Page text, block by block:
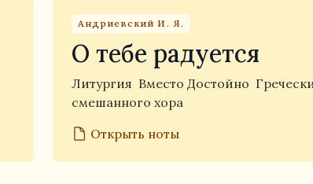
Андриевский И. Я.
О тебе радуется
Литургия Вместо Достойно
смешанного хора
Открыть ноты